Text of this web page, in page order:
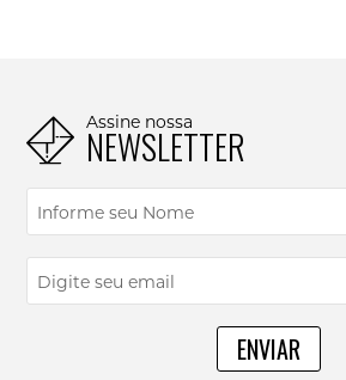
Assine nossa
NEWSLETTER
ENVIAR